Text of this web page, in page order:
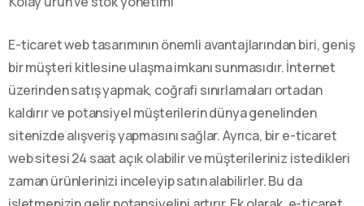
E-ticaret web tasarımının önemli avantajlarından biri, geniş
bir müşteri kitlesine ulaşma imkanı sunmasıdır. İnternet
üzerinden satış yapmak, coğrafi sınırlamaları ortadan
kaldırır ve potansiyel müşterilerin dünya genelinden
sitenizde alışveriş yapmasını sağlar. Ayrıca, bir e-ticaret
web sitesi 24 saat açık olabilir ve müşterileriniz istedikleri
zaman ürünlerinizi inceleyip satın alabilirler. Bu da